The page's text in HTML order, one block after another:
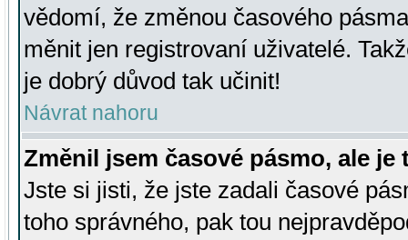
vědomí, že změnou časového
měnit jen registrovaní uživatelé.
je dobrý důvod tak učinit!
Návrat nahoru
Změnil jsem časové pásmo, ale je
Jste si jisti, že jste zadali časové
toho správného, pak tou